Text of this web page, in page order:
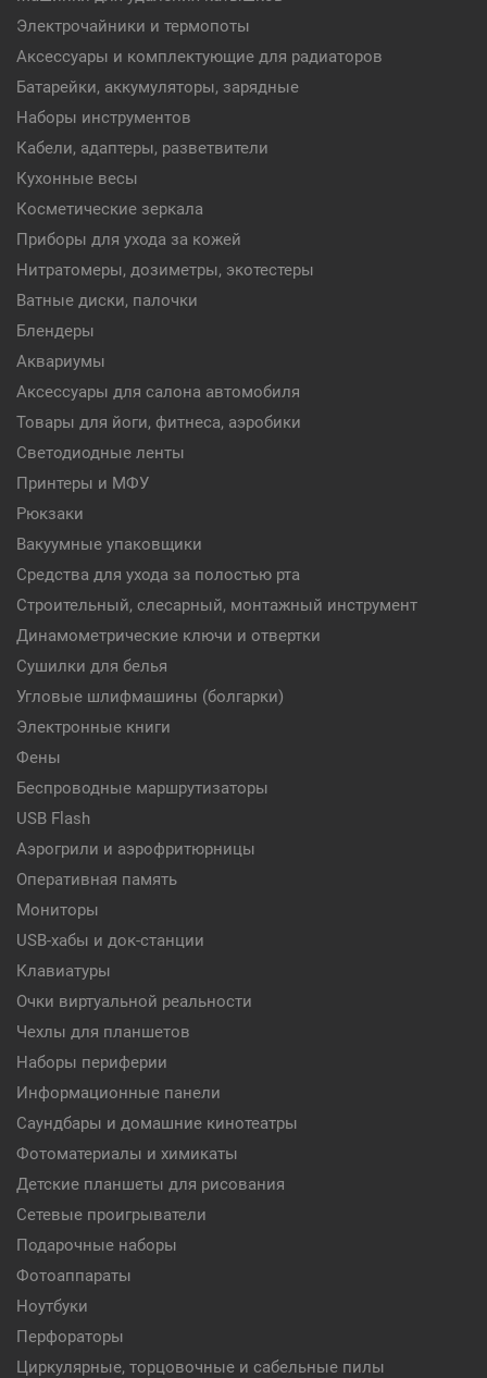
Электрочайники и термопоты
Аксессуары и комплектующие для радиаторов
Батарейки, аккумуляторы, зарядные
Наборы инструментов
Кабели, адаптеры, разветвители
Кухонные весы
Косметические зеркала
Приборы для ухода за кожей
Нитратомеры, дозиметры, экотестеры
Ватные диски, палочки
Блендеры
Аквариумы
Аксессуары для салона автомобиля
Товары для йоги, фитнеса, аэробики
Светодиодные ленты
Принтеры и МФУ
Рюкзаки
Вакуумные упаковщики
Средства для ухода за полостью рта
Строительный, слесарный, монтажный инструмент
Динамометрические ключи и отвертки
Сушилки для белья
Угловые шлифмашины (болгарки)
Электронные книги
Фены
Беспроводные маршрутизаторы
USB Flash
Аэрогрили и аэрофритюрницы
Оперативная память
Мониторы
USB-хабы и док-станции
Клавиатуры
Очки виртуальной реальности
Чехлы для планшетов
Наборы периферии
Информационные панели
Саундбары и домашние кинотеатры
Фотоматериалы и химикаты
Детские планшеты для рисования
Сетевые проигрыватели
Подарочные наборы
Фотоаппараты
Ноутбуки
Перфораторы
Циркулярные, торцовочные и сабельные пилы